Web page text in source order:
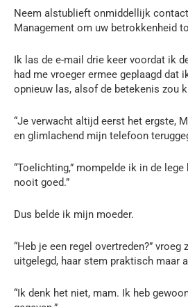
Neem alstublieft onmiddellijk
Management om uw betrokkenheid
Ik las de e-mail drie keer voordat ik
had me vroeger ermee geplaagd dat
opnieuw las, alsof de betekenis zou
“Je verwacht altijd eerst het ergste,
en glimlachend mijn telefoon
“Toelichting,” mompelde ik in de
nooit goed.”
Dus belde ik mijn moeder.
“Heb je een regel overtreden?” vroeg
uitgelegd, haar stem praktisch maar
“Ik denk het niet, mam. Ik heb